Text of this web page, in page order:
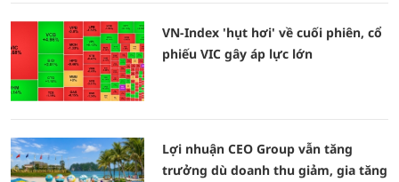
VN-Index 'hụt hơi' về cuối phiên, cổ
phiếu VIC gây áp lực lớn
Lợi nhuận CEO Group vẫn tăng
trưởng dù doanh thu giảm, gia tăng